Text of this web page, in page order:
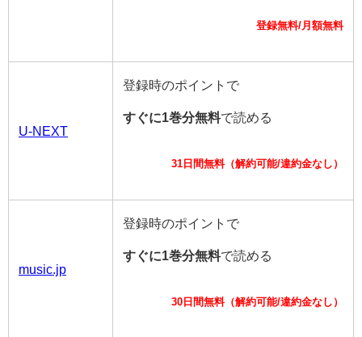
登録無料/月額無料
U-NEXT
登録時のポイントで
すぐに1巻分無料で読める
31日間無料（解約可能/違約金なし）
music.jp
登録時のポイントで
すぐに1巻分無料で読める
30日間無料（解約可能/違約金なし）